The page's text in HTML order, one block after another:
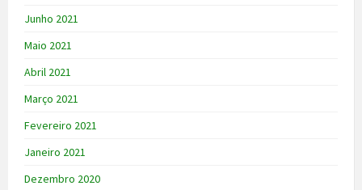
Junho 2021
Maio 2021
Abril 2021
Março 2021
Fevereiro 2021
Janeiro 2021
Dezembro 2020